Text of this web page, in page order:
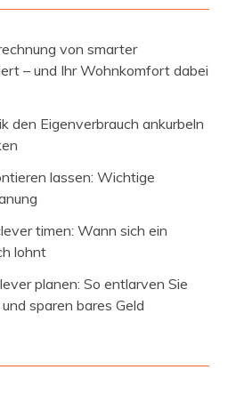
von smarter
– und Ihr Wohnkomfort dabei
den Eigenverbrauch ankurbeln
lassen: Wichtige
timen: Wann sich ein
lohnt
planen: So entlarven Sie
sparen bares Geld